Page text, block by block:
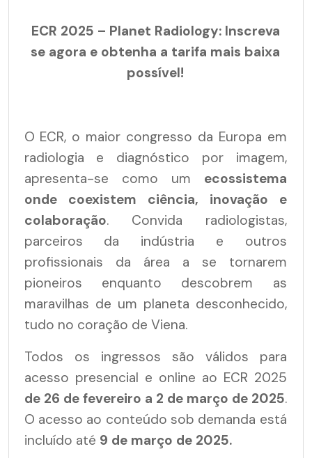
ECR 2025 – Planet Radiology: Inscreva
se agora e obtenha a tarifa mais baixa
possível!
O ECR, o maior congresso da Europa em
radiologia e diagnóstico por imagem,
apresenta-se como um ecossistema
onde coexistem ciência, inovação e
colaboração. Convida radiologistas,
parceiros da indústria e outros
profissionais da área a se tornarem
pioneiros enquanto descobrem as
maravilhas de um planeta desconhecido,
tudo no coração de Viena.
Todos os ingressos são válidos para
acesso presencial e online ao ECR 2025
de 26 de fevereiro a 2 de março de 2025.
O acesso ao conteúdo sob demanda está
incluído até 9 de março de 2025.